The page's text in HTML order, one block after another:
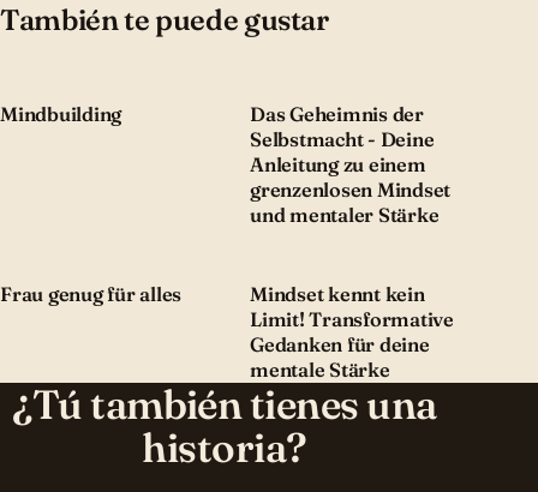
También te puede gustar
Mindbuilding
Das Geheimnis der
Selbstmacht - Deine
Anleitung zu einem
grenzenlosen Mindset
und mentaler Stärke
Frau genug für alles
Mindset kennt kein
Limit! Transformative
Gedanken für deine
mentale Stärke
¿Tú también tienes una
historia?